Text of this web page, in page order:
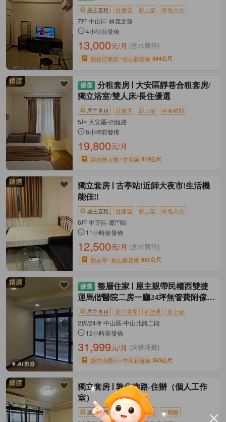
屋主直租 近捷運 新上架 拎包入住
7坪 中山區-林森北路
4小時前發佈
13,000元/月 (含水費等)
距松江南京 松山新店線 544公尺
分租套房
大安區靜巷合租套房/
獨立浴室/雙人床/長住優選
屋主直租 近捷運 新上架 租金補貼
5坪 大安區-四維路
8小時前發佈
19,800元/月
距科技大樓 文湖線 414公尺
獨立套房
古亭站!近師大夜市!生活機
能佳!!
屋主直租 近捷運 新上架 拎包入住
6坪 中正區-廈門街
11小時前發佈
12,500元/月 (含水費等)
距古亭 松山新店線 657公尺
整層住家
屋主親帶民權西雙捷
運馬偕醫院二房一廳24坪無管費附傢俱
大陽台
屋主直租 影片賞屋 近捷運 新上架
2房/24坪 中山區-中山北路二段
12小時前發佈
31,999元/月 (含管理費)
距中山國小 中和新蘆線 363公尺
獨立套房
敦化南路-住辦（個人工作
室）
屋主直租 近捷運 新上架 近商圈